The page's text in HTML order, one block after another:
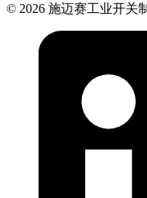
© 2026 施迈赛工业开关